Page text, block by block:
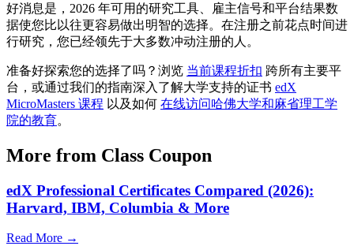
好消息是，2026 年可用的研究工具、雇主信号和平台结果数
据使您比以往更容易做出明智的选择。在注册之前花点时间进
行研究，您已经领先于大多数冲动注册的人。
准备好探索您的选择了吗？浏览 当前课程折扣 跨所有主要平
台，或通过我们的指南深入了解大学支持的证书 edX
MicroMasters 课程 以及如何 在线访问哈佛大学和麻省理工学
院的教育。
More from Class Coupon
edX Professional Certificates Compared (2026):
Harvard, IBM, Columbia & More
Read More →